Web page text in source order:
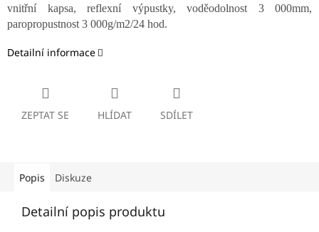
vnitřní kapsa, reflexní výpustky, voděodolnost 3 000mm,
paropropustnost 3 000g/m2/24 hod.
Detailní informace
ZEPTAT SE HLÍDAT SDÍLET
Popis Diskuze
Detailní popis produktu